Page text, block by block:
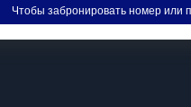
Чтобы забронировать номер